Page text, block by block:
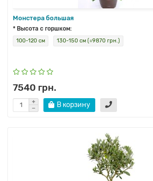
Монстера большая
* Высота с горшком:
100-120 см 130-150 см (=9870 грн.)
7540 грн.
В корзину